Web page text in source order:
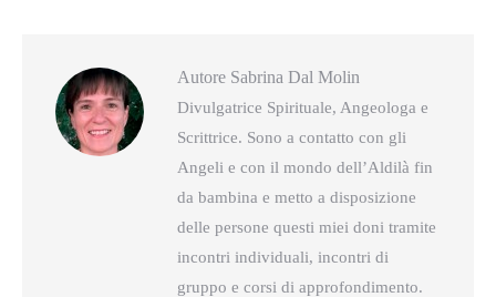
Autore Sabrina Dal Molin
Divulgatrice Spirituale, Angeologa e
Scrittrice. Sono a contatto con gli
Angeli e con il mondo dell’Aldilà fin
da bambina e metto a disposizione
delle persone questi miei doni tramite
incontri individuali, incontri di
gruppo e corsi di approfondimento.